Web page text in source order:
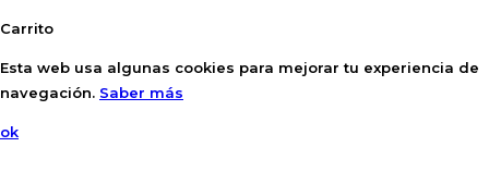
Carrito
Esta web usa algunas cookies para mejorar tu experiencia de
navegación. Saber más
ok